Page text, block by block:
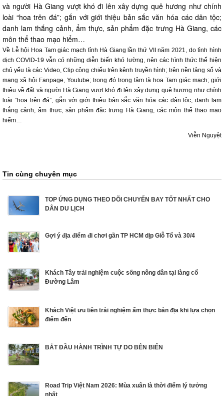
và người Hà Giang vượt khó đi lên xây dựng quê hương như chính
loài “hoa trên đá”; gắn với giới thiệu bản sắc văn hóa các dân tộc;
danh lam thắng cảnh, ẩm thực, sản phẩm đặc trưng Hà Giang, các
môn thể thao mạo hiểm…
Về Lễ hội Hoa Tam giác mạch tỉnh Hà Giang lần thứ VII năm 2021, do tình hình
dịch COVID-19 vẫn có những diễn biến khó lường, nên các hình thức thể hiện
chủ yếu là các Video, Clip công chiếu trên kênh truyền hình; trên nền tảng số và
mạng xã hội Fanpage, Youtube; trong đó trọng tâm là hoa Tam giác mạch; giới
thiệu về đất và người Hà Giang vượt khó đi lên xây dựng quê hương như chính
loài “hoa trên đá”; gắn với giới thiệu bản sắc văn hóa các dân tộc; danh lam
thắng cảnh, ẩm thực, sản phẩm đặc trưng Hà Giang, các môn thể thao mạo
hiểm…
Viễn Nguyệt
Tin cùng chuyên mục
TOP ỨNG DỤNG THEO DÕI CHUYẾN BAY TỐT NHẤT CHO
DÂN DU LỊCH
Gợi ý địa điểm đi chơi gần TP HCM dịp Giỗ Tổ và 30/4
Khách Tây trải nghiệm cuộc sống nông dân tại làng cổ
Đường Lâm
Khách Việt ưu tiên trải nghiệm ẩm thực bản địa khi lựa chọn
điểm đến
BẮT ĐẦU HÀNH TRÌNH TỰ DO BÊN BIỂN
Road Trip Việt Nam 2026: Mùa xuân là thời điểm lý tưởng
nhất